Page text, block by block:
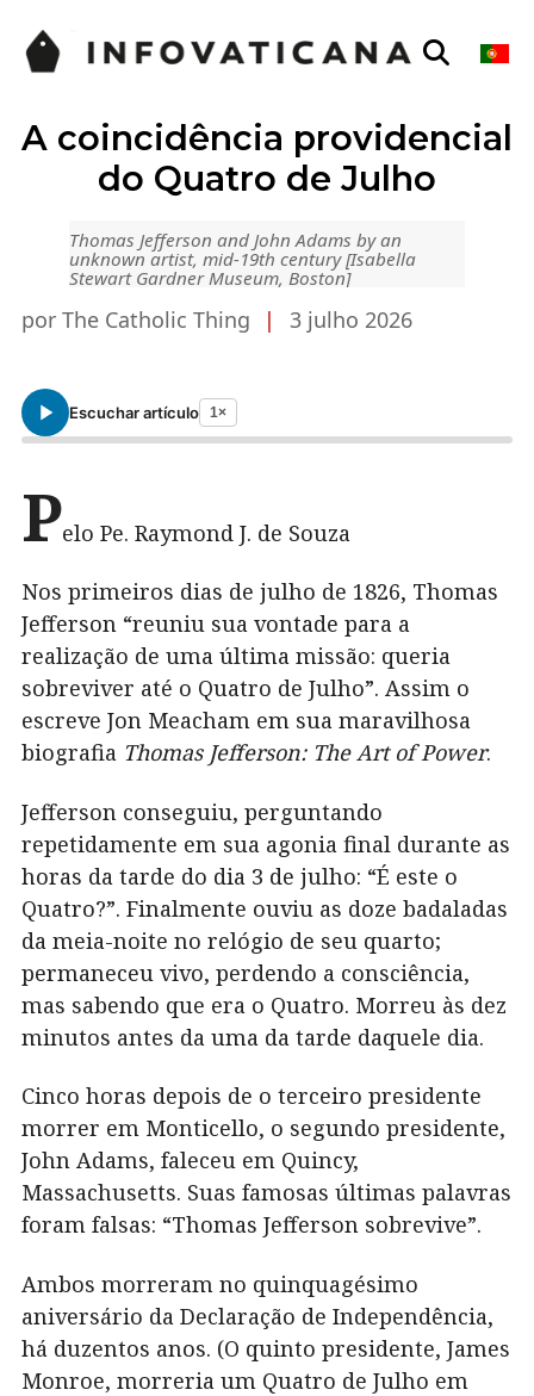
A coincidência providencial
do Quatro de Julho
Thomas Jefferson and John Adams by an
unknown artist, mid-19th century [Isabella
Stewart Gardner Museum, Boston]
por The Catholic Thing | 3 julho 2026
Escuchar artículo 1×
Pelo Pe. Raymond J. de Souza
Nos primeiros dias de julho de 1826, Thomas
Jefferson “reuniu sua vontade para a
realização de uma última missão: queria
sobreviver até o Quatro de Julho”. Assim o
escreve Jon Meacham em sua maravilhosa
biografia Thomas Jefferson: The Art of Power.
Jefferson conseguiu, perguntando
repetidamente em sua agonia final durante as
horas da tarde do dia 3 de julho: “É este o
Quatro?”. Finalmente ouviu as doze badaladas
da meia-noite no relógio de seu quarto;
permaneceu vivo, perdendo a consciência,
mas sabendo que era o Quatro. Morreu às dez
minutos antes da uma da tarde daquele dia.
Cinco horas depois de o terceiro presidente
morrer em Monticello, o segundo presidente,
John Adams, faleceu em Quincy,
Massachusetts. Suas famosas últimas palavras
foram falsas: “Thomas Jefferson sobrevive”.
Ambos morreram no quinquagésimo
aniversário da Declaração de Independência,
há duzentos anos. (O quinto presidente, James
Monroe, morreria um Quatro de Julho em